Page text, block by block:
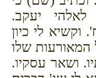
יעקב.
וקשיא לי כיון
המאורעות שלו
ושאר עסקיו.